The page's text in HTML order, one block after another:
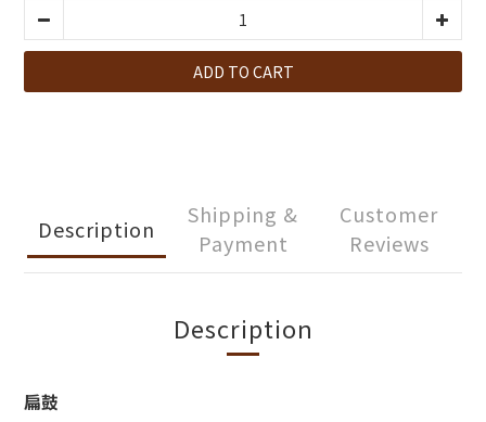
ADD TO CART
Description
Shipping &
Payment
Customer
Reviews
Description
扁鼓